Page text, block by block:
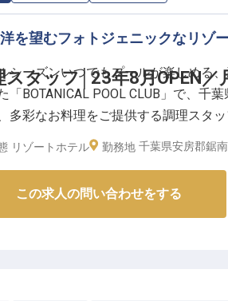
スタッフ│23年8月OPEN
を望むフォトジェニックなリゾ
シーズンいつでもプールが楽しめる
「BOTANICAL POOL CLUB」で、千
多彩なお料理をご提供する調理スタッ
イティビティあふれるお料理を作ってみ
リゾートホテル 勤務地 千葉県安房郡鋸
この求人の問い合わせをする